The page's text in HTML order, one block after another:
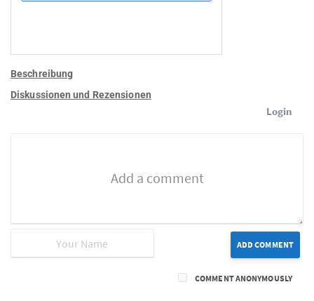
Beschreibung
Diskussionen und Rezensionen
Login
ADD COMMENT
COMMENT ANONYMOUSLY